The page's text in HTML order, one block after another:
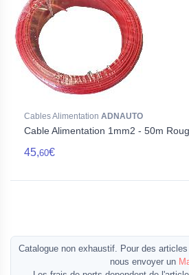
Cables Alimentation ADNAUTO
Cable Alimentation 1mm2 - 50m
45,60€
Catalogue non exhaustif. Pour des
nous envoyer un